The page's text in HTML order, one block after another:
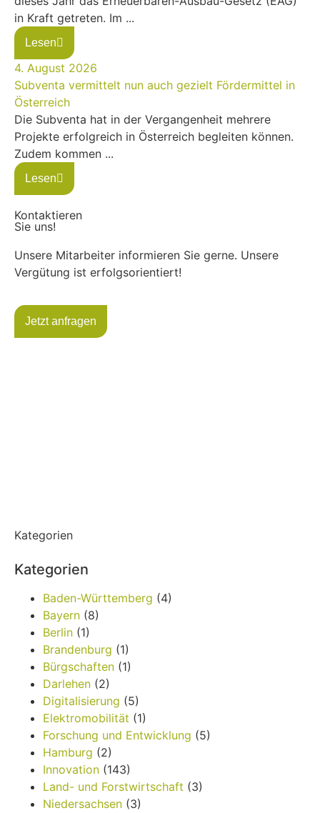
in Kraft getreten. Im ...
Lesen
4. August 2026
Subventa vermittelt nun auch gezielt Fördermittel in
Österreich
Die Subventa hat in der Vergangenheit mehrere
Projekte erfolgreich in Österreich begleiten können.
Zudem kommen ...
Lesen
Kontaktieren
Sie uns!
Unsere Mitarbeiter informieren Sie gerne. Unsere
Vergütung ist erfolgsorientiert!
Jetzt anfragen
Kategorien
Kategorien
Baden-Württemberg (4)
Bayern (8)
Berlin (1)
Brandenburg (1)
Bürgschaften (1)
Darlehen (2)
Digitalisierung (5)
Elektromobilität (1)
Forschung und Entwicklung (5)
Hamburg (2)
Innovation (143)
Land- und Forstwirtschaft (3)
Niedersachsen (3)